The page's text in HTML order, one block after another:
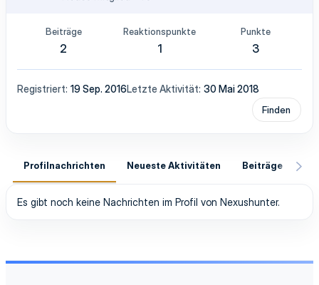
Beiträge
2
Reaktionspunkte
1
Punkte
3
Registriert 19 Sep. 2016Letzte Aktivität 30 Mai 2018
Finden
Profilnachrichten Neueste Aktivitäten Beiträge
Es gibt noch keine Nachrichten im Profil von Nexushunter.